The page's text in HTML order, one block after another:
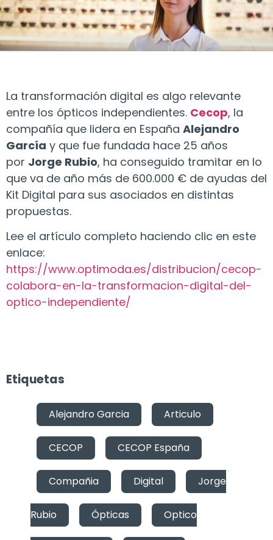
La transformación digital es algo relevante
entre los ópticos independientes. Cecop, la
compañía que lidera en España Alejandro
García y que fue fundada hace 25 años
por Jorge Rubio, ha conseguido tramitar en lo
que va de año más de 600.000 € de ayudas del
Kit Digital para sus asociados en distintas
propuestas.
Lee el artículo completo haciendo clic en este
enlace:
https://www.optimoda.es/distribucion/cecop-
colabora-en-la-transformacion-digital-del-
optico-independiente/
Etiquetas
Alejandro Garcia Articulo
CECOP CECOP España
Compañia Digital Jorge
Rubio Ópticas Optico